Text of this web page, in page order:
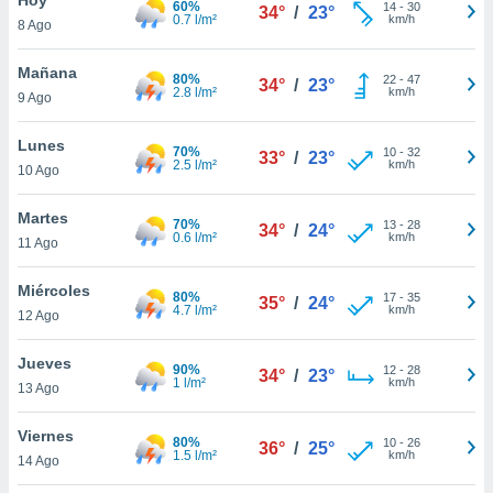
en
más
nuestra
de
cookies
aceptar
8 Ago
60%
0.7 l/m²
34° / 23° 14- 30
km/h
Mañana
9 Ago
80%
2.8 l/m²
34° / 23° 22- 47
km/h
Lunes
10 Ago
70%
2.5 l/m²
33° / 23° 10- 32
km/h
Martes
11 Ago
70%
0.6 l/m²
34° / 24° 13- 28
km/h
Miércoles
12 Ago
80%
4.7 l/m²
35° / 24° 17- 35
km/h
Jueves
13 Ago
90%
1 l/m²
34° / 23° 12- 28
km/h
Viernes
14 Ago
80%
1.5 l/m²
36° / 25° 10- 26
km/h